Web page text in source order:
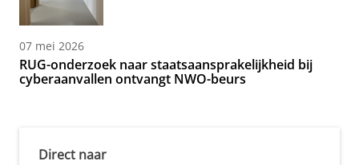
07 mei 2026
RUG-onderzoek naar staatsaansprakelijkheid bij
cyberaanvallen ontvangt NWO-beurs
Direct naar